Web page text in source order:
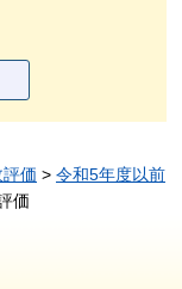
価 > 令和5年度以前
価